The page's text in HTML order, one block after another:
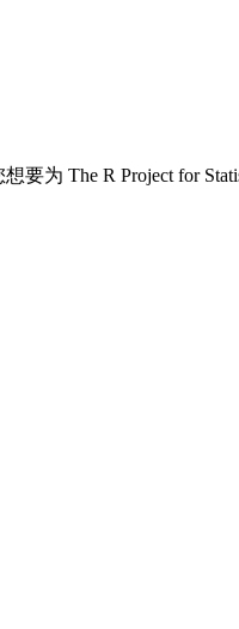
想要为 The R Project for